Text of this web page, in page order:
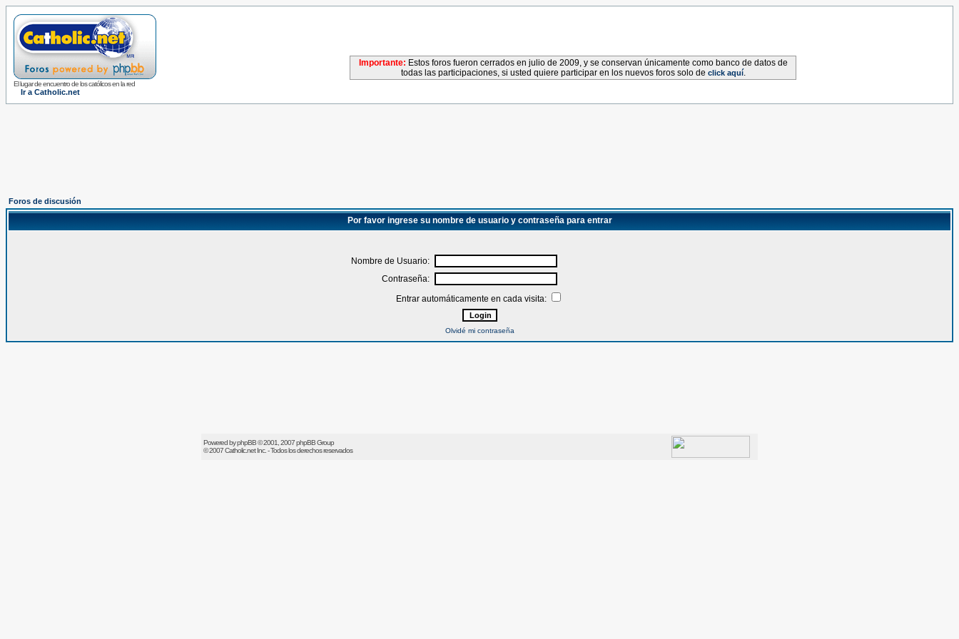
El lugar de encuentro de los católicos en la red
Ir a Catholic.net
Importante: Estos foros fueron cerrados en julio de 2009, y se conservan únicamente como banco de datos de
todas las participaciones, si usted quiere participar en los nuevos foros solo de click aquí.
Foros de discusión
Por favor ingrese su nombre de usuario y contraseña para entrar
Nombre de Usuario:
Contraseña:
Entrar automáticamente en cada visita:
Olvidé mi contraseña
Powered byphpBB© 2001, 2007 phpBB Group
© 2007Catholic.netInc. - Todos los derechos reservados